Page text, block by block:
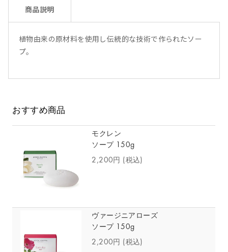
商品説明
植物由来の原材料を使用し伝統的な技術で作られたソー
プ。
おすすめ商品
モクレン
ソープ 150g
2,200円 (税込)
ヴァージニアローズ
ソープ 150g
2,200円 (税込)